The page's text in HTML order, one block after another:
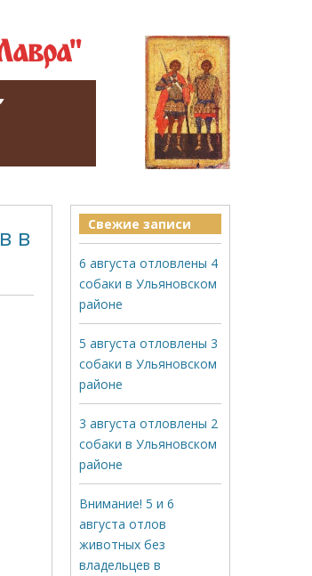
в
Свежие записи
6 августа отловлены 4
собаки в Ульяновском
районе
5 августа отловлены 3
собаки в Ульяновском
районе
3 августа отловлены 2
собаки в Ульяновском
районе
Внимание! 5 и 6
августа отлов
животных без
владельцев в